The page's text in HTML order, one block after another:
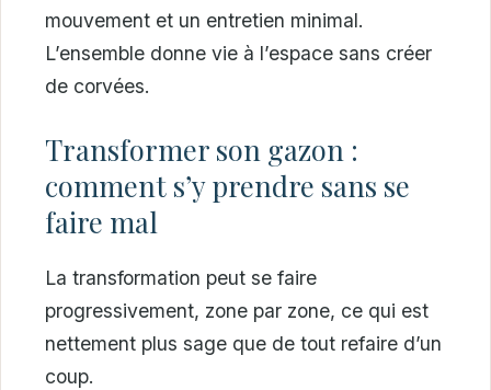
mouvement et un entretien minimal.
L’ensemble donne vie à l’espace sans créer
de corvées.
Transformer son gazon :
comment s’y prendre sans se
faire mal
La transformation peut se faire
progressivement, zone par zone, ce qui est
nettement plus sage que de tout refaire d’un
coup.